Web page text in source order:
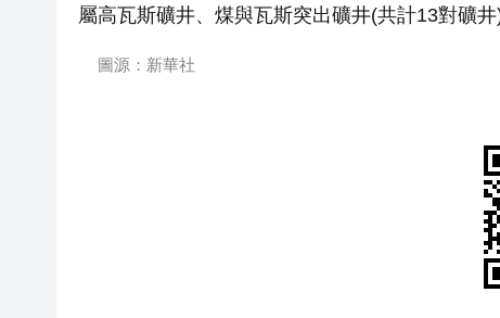
屬高瓦斯礦井、煤與瓦斯突出礦井(共計13對礦井
圖源：新華社